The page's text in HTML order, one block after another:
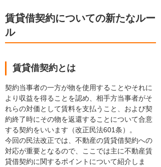
賃貸借契約についての新たなルー
ル
賃貸借契約とは
契約当事者の一方が物を使用することやそれに
より収益を得ることを認め、相手方当事者がそ
れらの対価として賃料を支払うこと、および契
約終了時にその物を返還することについて合意
する契約をいいます（改正民法601条）。
今回の民法改正では、不動産の賃貸借契約への
対応が重要となるので、ここでは主に不動産賃
貸借契約に関するポイントについて紹介しま